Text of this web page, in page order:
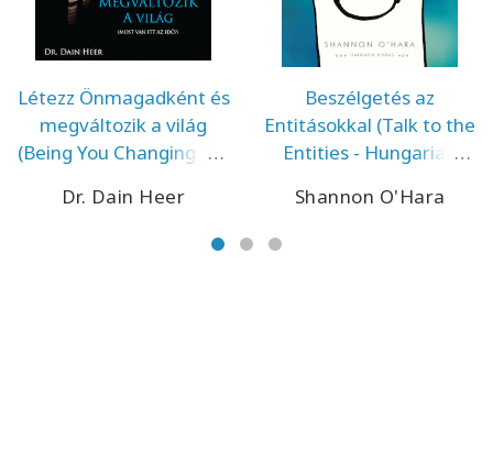
Létezz Önmagadként és
megváltozik a világ
(Being You Changing the
Version)
Dr. Dain Heer
Beszélgetés az
Entitásokkal (Talk to the
Entities - Hungarian
Shannon O'Hara